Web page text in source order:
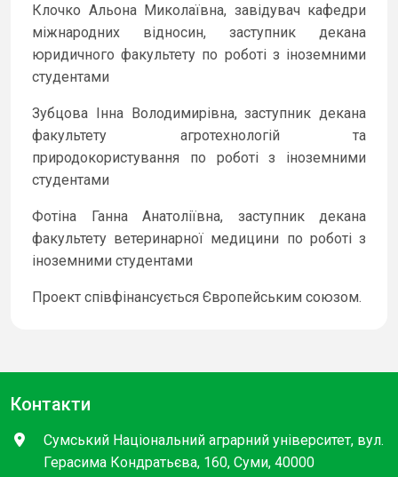
Клочко Альона Миколаївна, завідувач кафедри
міжнародних відносин, заступник декана
юридичного факультету по роботі з іноземними
студентами
Зубцова Інна Володимирівна, заступник декана
факультету агротехнологій та
природокористування по роботі з іноземними
студентами
Фотіна Ганна Анатоліївна, заступник декана
факультету ветеринарної медицини по роботі з
іноземними студентами
Проект співфінансується Європейським союзом.
Контакти
Сумський Національний аграрний університет, вул.
Герасима Кондратьєва, 160, Суми, 40000